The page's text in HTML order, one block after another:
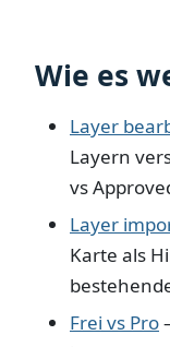
Wie es
Layer
Layern
vs
Layer
Karte als
Frei vs Pro